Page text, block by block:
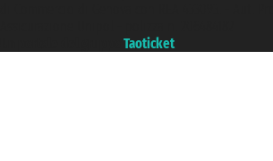
Taoticket